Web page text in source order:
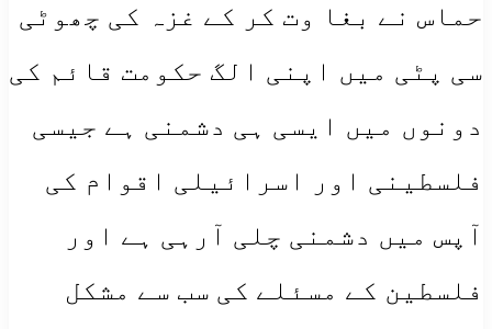
حماس نے بغا وت کر کے غزہ کی چھوٹی
سی پٹی میں اپنی الگ حکومت قائم کی
دونوں میں ایسی ہی دشمنی ہے جیسی
فلسطینی اور اسرائیلی اقوام کی
آپس میں دشمنی چلی آرہی ہے اور
فلسطین کے مسئلے کی سب سے مشکل